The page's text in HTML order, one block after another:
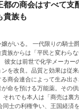
の商会はすべて支
貴族も
賞として与えられ
族からは「平民と変わら
を改良。品質と効果は従
って生み出されていた。 王妃や王
命を預ける万能薬。その